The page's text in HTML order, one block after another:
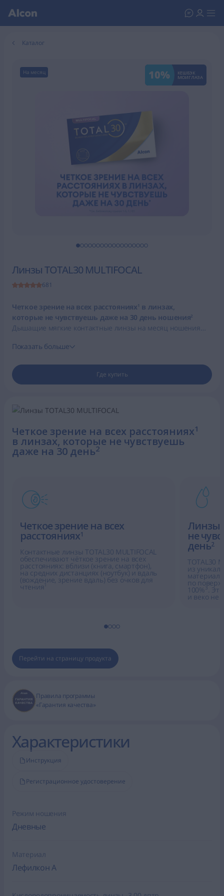
Каталог
На месяц 10% КЕШБЭК
МОИГЛАЗА
Линзы TOTAL30 MULTIFOCAL
681
Четкое зрение на всех расстояниях1 в линзах,
которые не чувствуешь даже на 30 день ношения2
Дышащие мягкие контактные линзы на месяц ношения
(пресбиопии). Ультрамягкая поверхность почти на 100%
даже на 30 день ношения
PRECISION PROFILE обеспечивает четкое зрение на всех
Показать больше
Где купить
Четкое зрение на всех расстояниях1
в линзах, которые не чувствуешь
даже на 30 день2
Четкое зрение на всех
расстояниях1
Контактные линзы TOTAL30 MULTIFOCAL
обеспечивают чёткое зрение на всех
расстояниях: вблизи (книга, смартфон),
на средних дистанциях (ноутбук) и вдаль
(вождение, зрение вдаль) без очков для
чтения
Линзы,
не
день2
TOTAL30
из
по
100%3.
и веко не
Перейти на страницу продукта
Правила программы
«Гарантия качества»
Характеристики
Инструкция
Регистрационное удостоверение
Режим ношения
Дневные
Материал
Лефилкон А